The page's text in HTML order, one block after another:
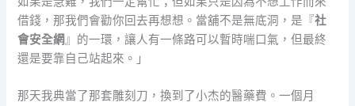
借錢，那我們會勸你回去再想想。當舖不是無底洞，是『社
會安全網 』的一環，讓人有一條路可以暫時喘口氣，但最終
還是要靠自己站起來。」
那天我典當了那套雕刻刀，換到了小杰的醫藥費。一個月